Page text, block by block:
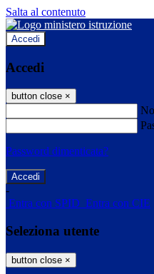
Salta al contenuto
Accedi
Accedi
button close ×
Password dimenticata?
-
Entra con SPID Entra con CIE
Seleziona utente
button close ×